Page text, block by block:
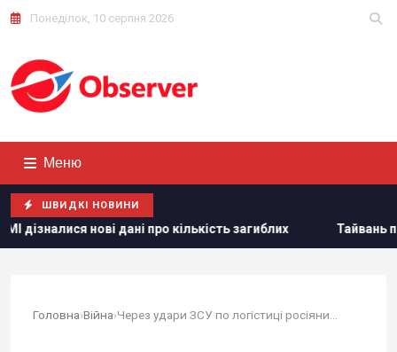
Понеділок, 10 серпня 2026
Меню
ШВИДКІ НОВИНИ
кількість загиблих Тайвань показав під час
Головна›Війна›